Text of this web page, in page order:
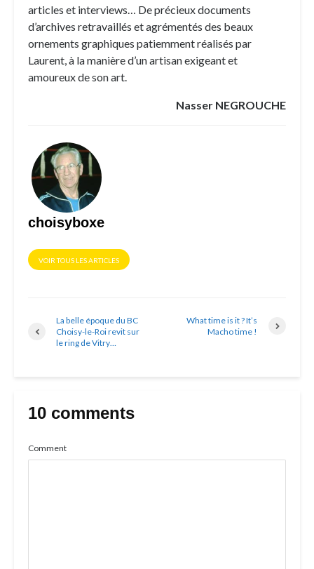
articles et interviews… De précieux documents
d’archives retravaillés et agrémentés des beaux
ornements graphiques patiemment réalisés par
Laurent, à la manière d’un artisan exigeant et
amoureux de son art.
Nasser NEGROUCHE
choisyboxe
VOIR TOUS LES ARTICLES
La belle époque du BC
Choisy-le-Roi revit sur
le ring de Vitry…
What time is it ? It’s
Macho time !
10 comments
Comment